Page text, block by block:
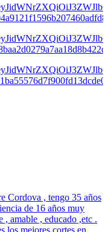
Cordova , tengo 35 años
de 16 años muy
, amable , educado ,etc .
los mejores cortes en